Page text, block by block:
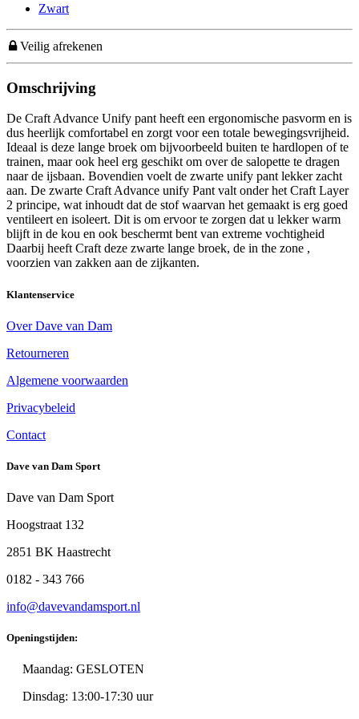
Zwart
Veilig afrekenen
Omschrijving
De Craft Advance Unify pant heeft een ergonomische pasvorm en is
dus heerlijk comfortabel en zorgt voor een totale bewegingsvrijheid.
Ideaal is deze lange broek om bijvoorbeeld buiten te hardlopen of te
trainen, maar ook heel erg geschikt om over de salopette te dragen
naar de ijsbaan. Bovendien voelt de zwarte unify pant lekker zacht
aan. De zwarte Craft Advance unify Pant valt onder het Craft Layer
2 principe, wat inhoudt dat de stof waarvan het gemaakt is erg goed
ventileert en isoleert. Dit is om ervoor te zorgen dat u lekker warm
blijft in de kou en ook beschermt bent van extreme vochtigheid
Daarbij heeft Craft deze zwarte lange broek, de in the zone ,
voorzien van zakken aan de zijkanten.
Klantenservice
Over Dave van Dam
Retourneren
Algemene voorwaarden
Privacybeleid
Contact
Dave van Dam Sport
Dave van Dam Sport
Hoogstraat 132
2851 BK Haastrecht
0182 - 343 766
info@davevandamsport.nl
Openingstijden:
Maandag: GESLOTEN
Dinsdag: 13:00-17:30 uur